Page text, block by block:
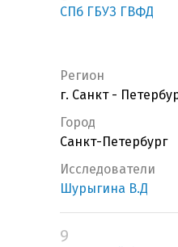
СПб ГБУЗ ГВФД
Регион
г. Санкт -
Город
Санкт-Петербург
Исследователи
Шурыгина В.Д
9